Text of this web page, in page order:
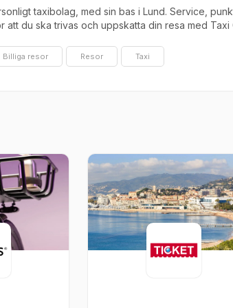
taxibolag, med sin bas i Lund. Service,
du ska trivas och uppskatta din resa med Taxi
Billiga resor Resor Taxi